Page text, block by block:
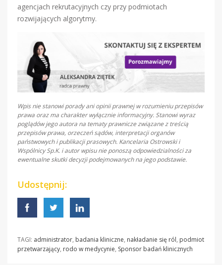
agencjach rekrutacyjnych czy przy podmiotach
rozwijających algorytmy.
Wpis nie stanowi porady ani opinii prawnej w rozumieniu przepisów
prawa oraz ma charakter wyłącznie informacyjny. Stanowi wyraz
poglądów jego autora na tematy prawnicze związane z treścią
przepisów prawa, orzeczeń sądów, interpretacji organów
państwowych i publikacji prasowych. Kancelaria Ostrowski i
Wspólnicy Sp.K. i autor wpisu nie ponoszą odpowiedzialności za
ewentualne skutki decyzji podejmowanych na jego podstawie.
Udostępnij:
TAGI: administrator, badania kliniczne, nakładanie się ról, podmiot
przetwarzający, rodo w medycynie, Sponsor badań klinicznych